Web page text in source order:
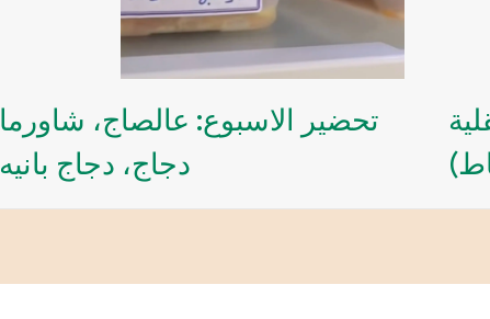
تحضير الاسبوع: عالصاج، شاورما
دجاج، دجاج بانيه